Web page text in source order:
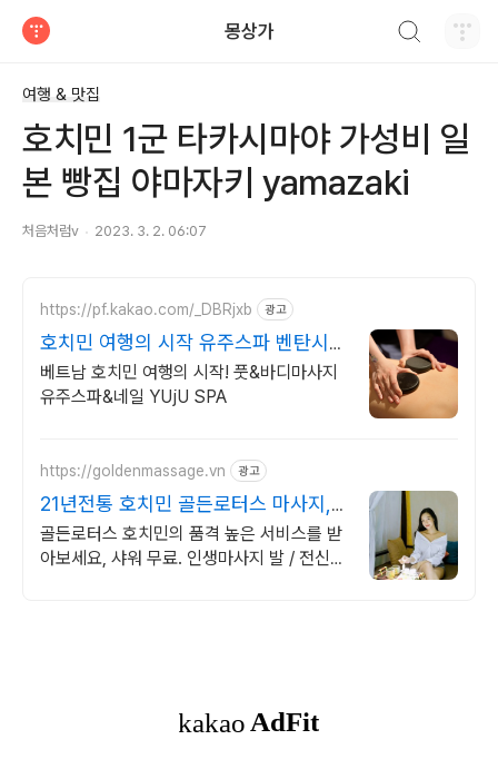
몽상가
여행 & 맛집
호치민 1군 타카시마야 가성비 일
본 빵집 야마자키 yamazaki
처음처럼v 2023. 3. 2. 06:07
https://pf.kakao.com/_DBRjxb 광고
호치민 여행의 시작 유주스파 벤탄시장
도보 3분
베트남 호치민 여행의 시작! 풋&바디마사지
유주스파&네일 YUjU SPA
https://goldenmassage.vn 광고
21년전통 호치민 골든로터스 마사지,
사우나 힐링
골든로터스 호치민의 품격 높은 서비스를 받
아보세요, 샤워 무료. 인생마사지 발 / 전신